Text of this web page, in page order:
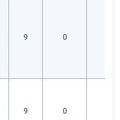
9 0
9 0